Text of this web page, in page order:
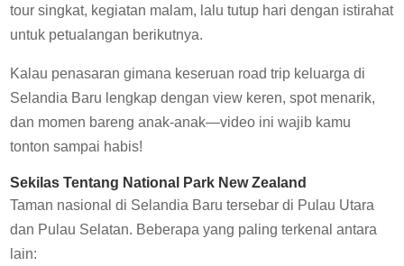
tour singkat, kegiatan malam, lalu tutup hari dengan istirahat
untuk petualangan berikutnya.
Kalau penasaran gimana keseruan road trip keluarga di
Selandia Baru lengkap dengan view keren, spot menarik,
dan momen bareng anak-anak—video ini wajib kamu
tonton sampai habis!
Sekilas Tentang National Park New Zealand
Taman nasional di Selandia Baru tersebar di Pulau Utara
dan Pulau Selatan. Beberapa yang paling terkenal antara
lain: